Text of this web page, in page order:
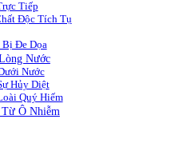
Tiếp
Độc Tích Tụ
Bị Đe Dọa
Nước
Nước
Hủy Diệt
Quý Hiếm
Ô Nhiễm